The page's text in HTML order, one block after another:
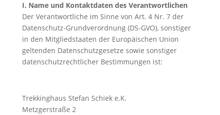
I. Name und Kontaktdaten des Verantwortlichen
Der Verantwortliche im Sinne von Art. 4 Nr. 7 der
Datenschutz-Grundverordnung (DS-GVO), sonstiger
in den Mitgliedstaaten der Europäischen Union
geltenden Datenschutzgesetze sowie sonstiger
datenschutzrechtlicher Bestimmungen ist:
Trekkinghaus Stefan Schiek e.K.
Metzgerstraße 2